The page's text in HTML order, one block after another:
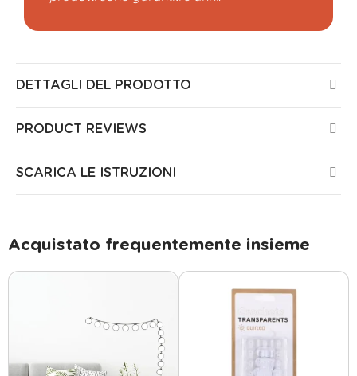
DETTAGLI DEL PRODOTTO
PRODUCT REVIEWS
SCARICA LE ISTRUZIONI
Acquistato frequentemente insieme